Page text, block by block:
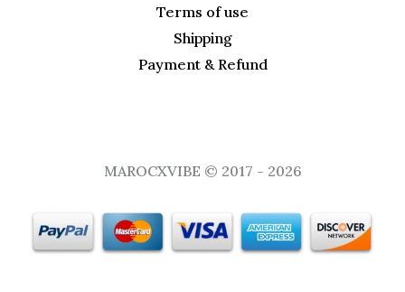
Terms of use
Shipping
Payment & Refund
MAROCXVIBE © 2017 - 2026